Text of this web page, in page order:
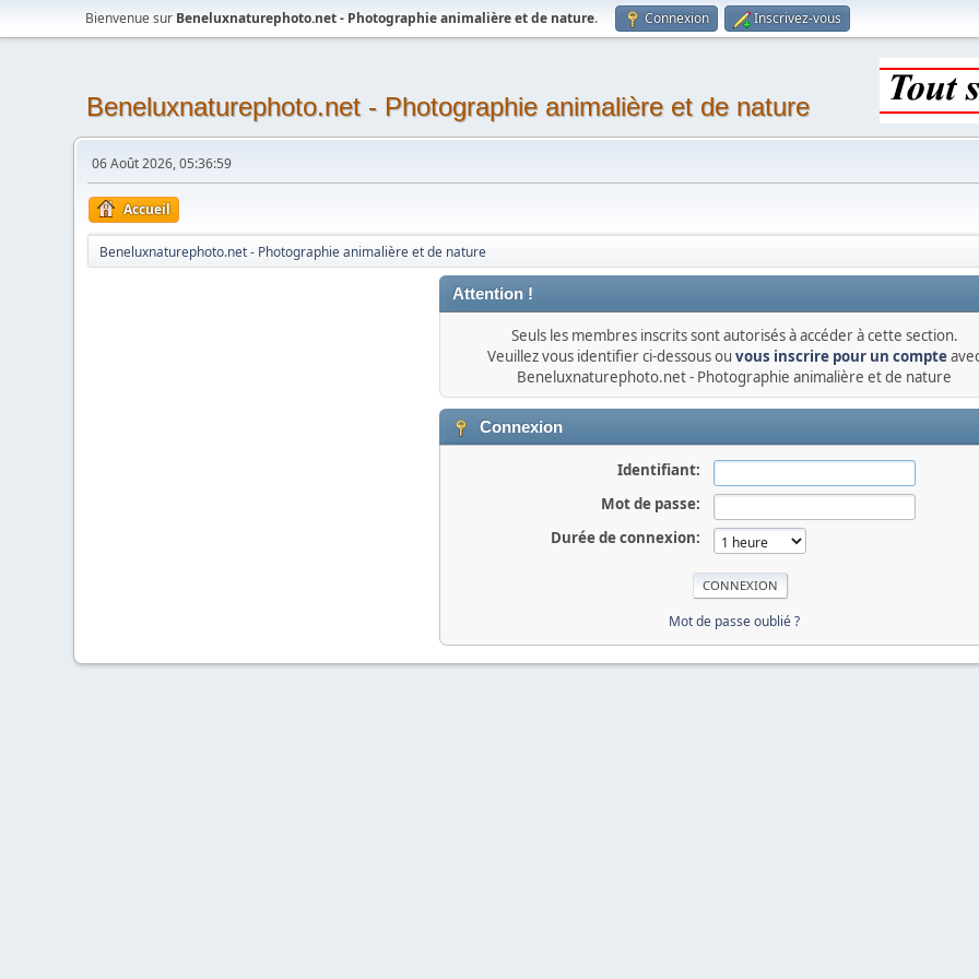
Bienvenue sur Beneluxnaturephoto.net - Photographie animalière et de nature. Connexion Inscrivez-vous
Beneluxnaturephoto.net - Photographie animalière et de nature
06 Août 2026, 05:36:59
Accueil
Beneluxnaturephoto.net - Photographie animalière et de nature
Attention !
Seuls les membres inscrits sont autorisés à accéder à cette section.
Veuillez vous identifier ci-dessous ou vous inscrire pour un compte
Beneluxnaturephoto.net - Photographie animalière et de nature
Connexion
Identifiant:
Mot de passe:
Durée de connexion:
Mot de passe oublié ?